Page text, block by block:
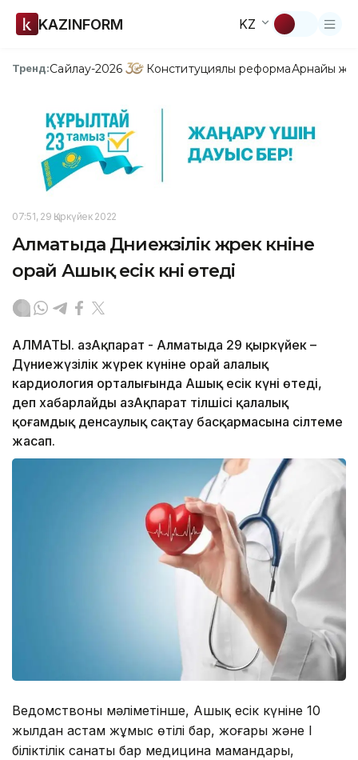
KAZINFORM KZ
Тренд:Сайлау-2026 Конституциялық реформаАрнайы
07:51, 29 Қыркүйек 2022
Алматыда Дүниежүзілік жүрек күніне
орай Ашық есік күні өтеді
АЛМАТЫ. ҚазАқпарат - Алматыда 29 қыркүйек –
Дүниежүзілік жүрек күніне орай Қалалық
кардиология орталығында Ашық есік күні өтеді,
деп хабарлайды ҚазАқпарат тілшісі қалалық
қоғамдық денсаулық сақтау басқармасына сілтеме
жасап.
Ведомствоның мәліметінше, Ашық есік күніне 10
жылдан астам жұмыс өтілі бар, жоғары және I
біліктілік санаты бар медицина мамандары,